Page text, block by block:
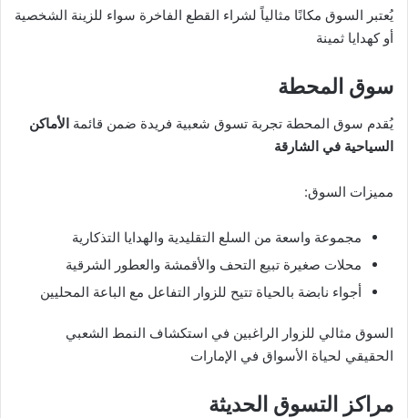
يُعتبر السوق مكانًا مثالياً لشراء القطع الفاخرة سواء للزينة الشخصية
أو كهدايا ثمينة
سوق المحطة
يُقدم سوق المحطة تجربة تسوق شعبية فريدة ضمن قائمة الأماكن
السياحية في الشارقة
مميزات السوق:
مجموعة واسعة من السلع التقليدية والهدايا التذكارية
محلات صغيرة تبيع التحف والأقمشة والعطور الشرقية
أجواء نابضة بالحياة تتيح للزوار التفاعل مع الباعة المحليين
السوق مثالي للزوار الراغبين في استكشاف النمط الشعبي
الحقيقي لحياة الأسواق في الإمارات
مراكز التسوق الحديثة